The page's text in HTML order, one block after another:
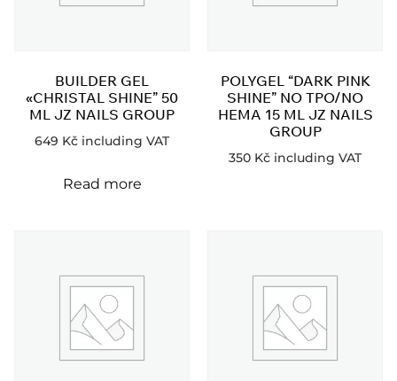
BUILDER GEL
«CHRISTAL SHINE” 50
ML JZ NAILS GROUP
649 Kč including VAT
Read more
POLYGEL “DARK PINK
SHINE” NO TPO/NO
HEMA 15 ML JZ NAILS
GROUP
350 Kč including VAT